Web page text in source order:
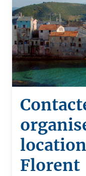
Florent